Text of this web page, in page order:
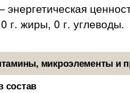
г. жиры, 0 г. углеводы.
микроэлементы и
состав